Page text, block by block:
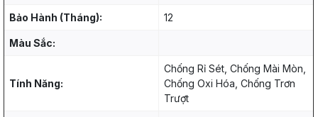
Bảo Hành (Tháng): 12
Màu Sắc:
Tính Năng:
Chống Rỉ Sét, Chống Mài Mòn,
Chống Oxi Hóa, Chống Trơn
Trượt